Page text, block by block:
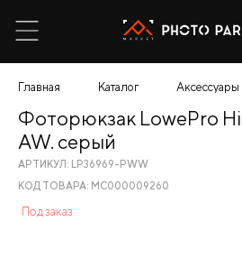
Главная Каталог Аксессуары
Фоторюкзак LowePro
AW. серый
АРТИКУЛ: LP36969-PWW
КОД ТОВАРА: МС000009260
Под заказ